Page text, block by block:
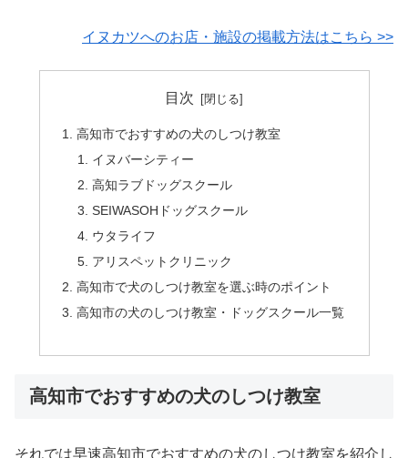
イヌカツへのお店・施設の掲載方法はこちら >>
目次
高知市でおすすめの犬のしつけ教室
イヌバーシティー
高知ラブドッグスクール
SEIWASOHドッグスクール
ウタライフ
アリスペットクリニック
高知市で犬のしつけ教室を選ぶ時のポイント
高知市の犬のしつけ教室・ドッグスクール一覧
高知市でおすすめの犬のしつけ教室
それでは早速高知市でおすすめの犬のしつけ教室を紹介し